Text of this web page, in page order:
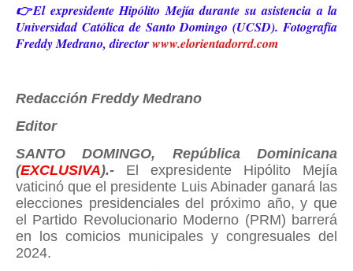
👉El expresidente Hipólito Mejía durante su asistencia a la
Universidad Católica de Santo Domingo (UCSD). Fotografía
Freddy Medrano, directorwww.elorientadorrd.com
Redacción Freddy Medrano
Editor
SANTO DOMINGO, República Dominicana
(EXCLUSIVA).- El expresidente Hipólito Mejía
vaticinó que el presidente Luis Abinader ganará las
elecciones presidenciales del próximo año, y que
el Partido Revolucionario Moderno (PRM) barrerá
en los comicios municipales y congresuales del
2024.